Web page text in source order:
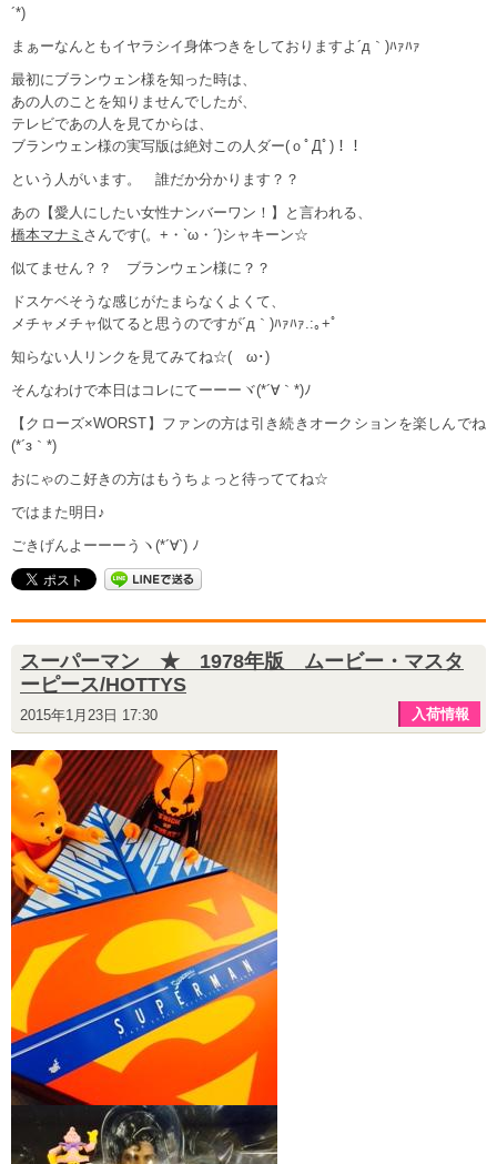
´*)
まぁーなんともイヤラシイ身体つきをしておりますよ´д｀)ﾊｧﾊｧ
最初にブランウェン様を知った時は、
あの人のことを知りませんでしたが、
テレビであの人を見てからは、
ブランウェン様の実写版は絶対この人ダー(ｏﾟДﾟ)！！
という人がいます。 誰だか分かります？？
あの【愛人にしたい女性ナンバーワン！】と言われる、
橋本マナミ さんです(。+・`ω・´)シャキーン☆
似てません？？ ブランウェン様に？？
ドスケベそうな感じがたまらなくよくて、
メチャメチャ似てると思うのですが´д｀)ﾊｧﾊｧ.:｡+ﾟ
知らない人リンクを見てみてね☆(ゝω･)
そんなわけで本日はコレにてーーーヾ(*´∀｀*)ﾉ
【クローズ×WORST】ファンの方は引き続きオークションを楽しんでね
(*´з｀*)
おにゃのこ好きの方はもうちょっと待っててね☆
ではまた明日♪
ごきげんよーーーうヽ(*´∀`) ﾉ
スーパーマン ★ 1978年版 ムービー・マスタ
ーピース/HOTTYS
2015年1月23日 17:30 入荷情報